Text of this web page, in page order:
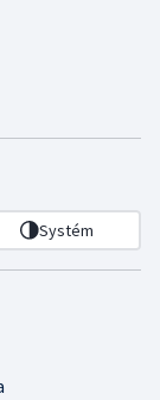
Systém